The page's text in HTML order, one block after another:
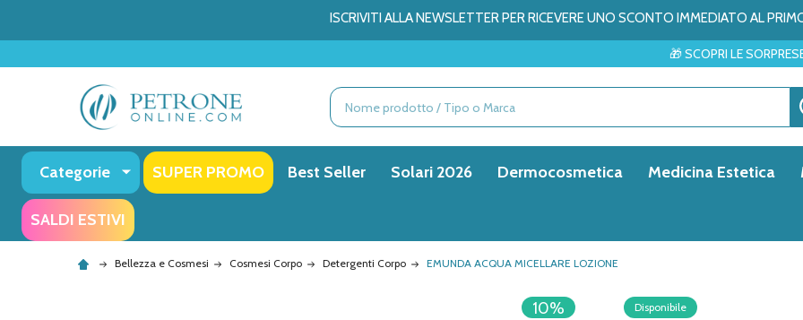
ISCRIVITI ALLA NEWSLETTER PER RICEVERE UNO SCONTO IMMEDIATO AL
🎁 SCOPRI LE SORPRESE DEL MESE → ✨
Ricerca
Categorie SUPER PROMO Best Seller Solari 2026 Dermocosmetica Medicina Estetica
SALDI ESTIVI
Bellezza e Cosmesi Cosmesi Corpo Detergenti Corpo EMUNDA ACQUA MICELLARE LOZIONE
Disponibile
10%